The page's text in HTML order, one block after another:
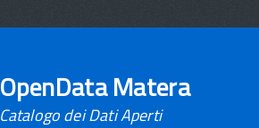
OpenData Matera
Catalogo dei Dati Aperti